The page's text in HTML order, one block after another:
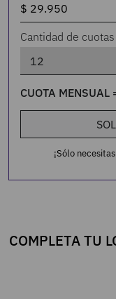
Cantidad de cuotas
CUOTA MENSUAL
¡Sólo
COMPLETA TU